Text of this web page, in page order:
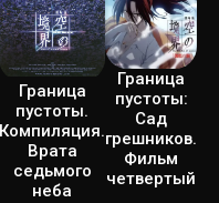
Граница
пустоты.
Компиляция.
Врата
седьмого
неба
Граница
пустоты:
Сад
грешников.
Фильм
четвертый